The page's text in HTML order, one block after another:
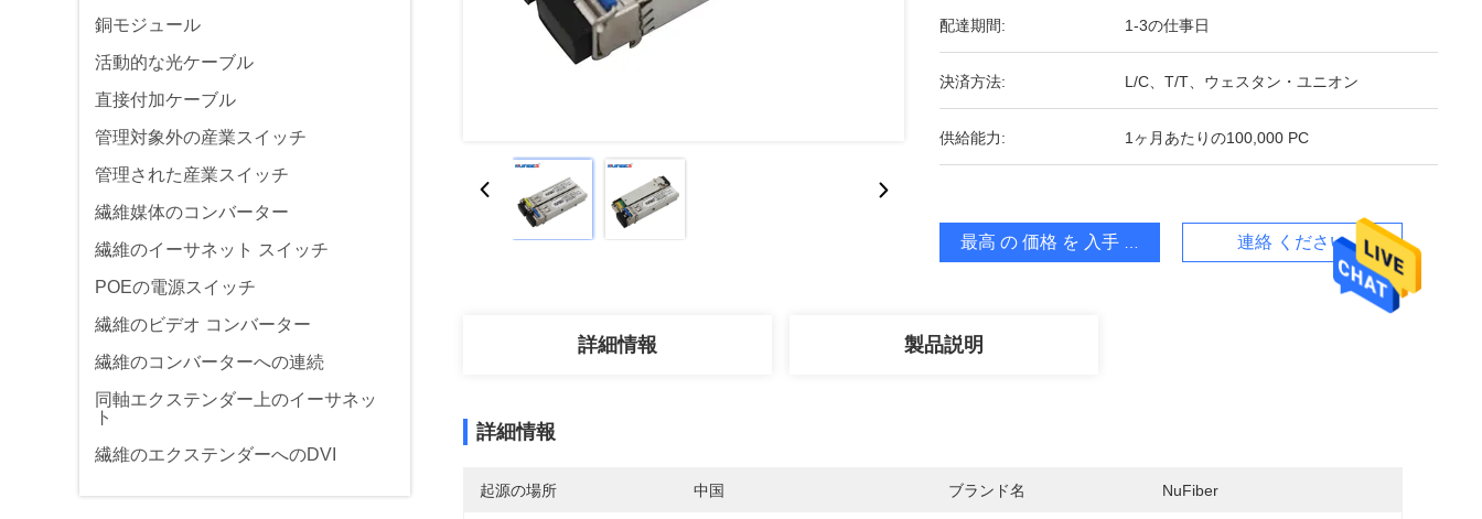
銅モジュール
活動的な光ケーブル
直接付加ケーブル
管理対象外の産業スイッチ
管理された産業スイッチ
繊維媒体のコンバーター
繊維のイーサネット スイッチ
POEの電源スイッチ
繊維のビデオ コンバーター
繊維のコンバーターへの連続
同軸エクステンダー上のイーサネッ
ト
繊維のエクステンダーへのDVI
配達期間: 1-3の仕事日
決済方法: L/C、T/T、ウェスタン・ユニオン
供給能力: 1ヶ月あたりの100,000 PC
最高 の 価格 を 入手 する 連絡 ください
詳細情報 製品説明
詳細情報
起源の場所 中国 ブランド名 NuFiber